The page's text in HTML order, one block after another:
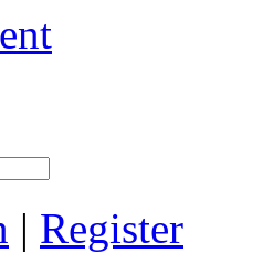
| Register